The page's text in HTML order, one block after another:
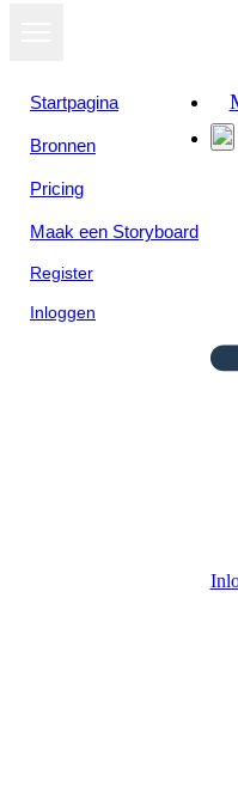
Startpagina
Bronnen
Pricing
Maak een Storyboard
Register
Inloggen
MAAK